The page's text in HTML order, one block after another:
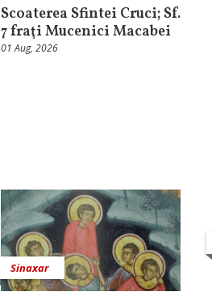
Scoaterea Sfintei Cruci; Sf.
7 fraţi Mucenici Macabei
01 Aug, 2026
Sinaxar